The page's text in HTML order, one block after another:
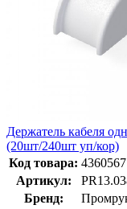
Держатель кабеля
(20шт/240шт уп/кор)
Код товара: 4360567
Артикул:
Бренд: